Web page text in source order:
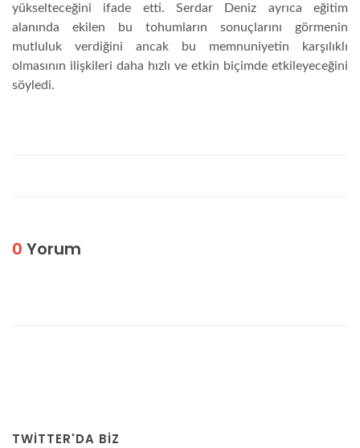
yükselteceğini ifade etti. Serdar Deniz ayrıca eğitim
alanında ekilen bu tohumların sonuçlarını görmenin
mutluluk verdiğini ancak bu memnuniyetin karşılıklı
olmasının ilişkileri daha hızlı ve etkin biçimde etkileyeceğini
söyledi.
0 Yorum
TWITTER'DA BİZ